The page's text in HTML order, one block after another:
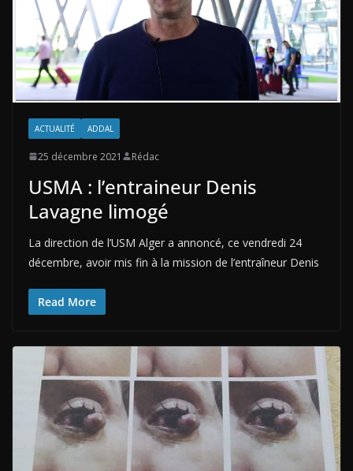
ACTUALITÉ ADDAL
25 décembre 2021 Rédac
USMA : l’entraineur Denis
Lavagne limogé
La direction de l’USM Alger a annoncé, ce vendredi 24
décembre, avoir mis fin à la mission de l’entraîneur Denis
Read More